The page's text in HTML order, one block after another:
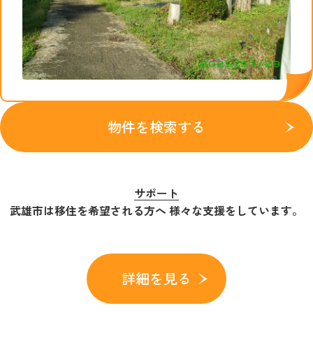
物件を検索する
サポート
武雄市は移住を希望される方へ 様々な支援をしています。
詳細を見る